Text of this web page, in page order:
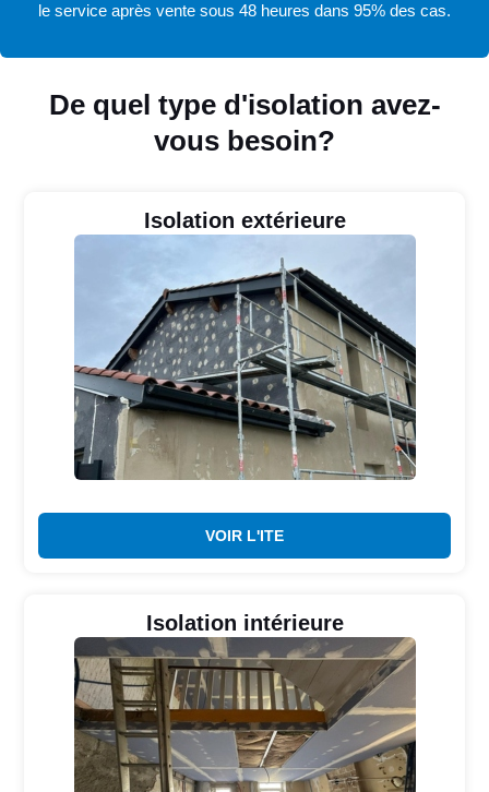
De quel type d'isolation avez-
vous besoin?
Isolation extérieure
VOIR L'ITE
Isolation intérieure
le service après vente sous 48 heures dans 95% des cas.